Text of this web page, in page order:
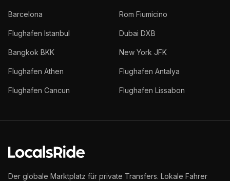
Barcelona Rom Fiumicino
Flughafen Istanbul Dubai DXB
Bangkok BKK New York JFK
Flughafen Athen Flughafen Antalya
Flughafen Cancun Flughafen Lissabon
Der globale Marktplatz für private Transfers. Lokale Fahrer